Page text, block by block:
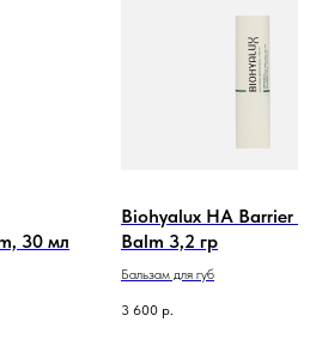
30 мл
Biohyalux HA Barrier
Balm 3,2 гр
Бальзам для губ
3 600 р.